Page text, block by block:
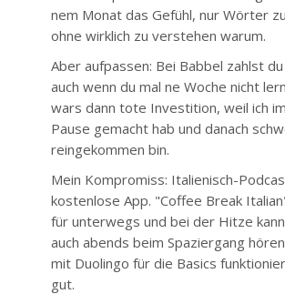
nem Monat das Gefühl, nur Wörter
ohne wirklich zu verstehen warum.
Aber aufpassen: Bei Babbel zahlst
auch wenn du mal ne Woche nicht
wars dann tote Investition, weil ich
Pause gemacht hab und danach
reingekommen bin.
Mein Kompromiss: Italienisch-
kostenlose App. "Coffee Break
für unterwegs und bei der Hitze
auch abends beim Spaziergang
mit Duolingo für die Basics
gut.